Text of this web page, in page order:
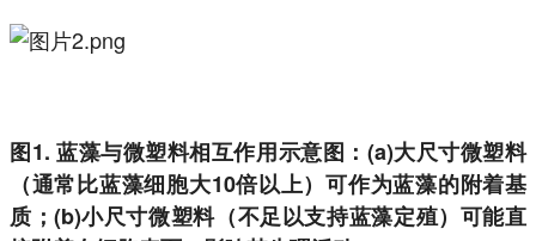
图1. 蓝藻与微塑料相互作用示意图：(a)大尺寸微塑料
（通常比蓝藻细胞大10倍以上）可作为蓝藻的附着基
质；(b)小尺寸微塑料（不足以支持蓝藻定殖）可能直